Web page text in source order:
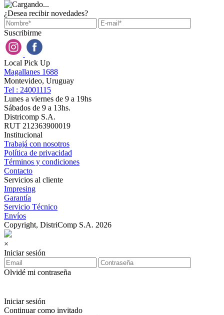
¿Desea recibir novedades?
Suscribirme
Local Pick Up
Magallanes 1688
Montevideo, Uruguay
Tel : 24001115
Lunes a viernes de 9 a 19hs
Sábados de 9 a 13hs.
Districomp S.A.
RUT 212363900019
Institucional
Trabajá con nosotros
Política de privacidad
Términos y condiciones
Contacto
Servicios al cliente
Impresing
Garantía
Servicio Técnico
Envíos
Copyright, DistriComp S.A. 2026
×
Iniciar sesión
Olvidé mi contraseña
Iniciar sesión
Continuar como invitado